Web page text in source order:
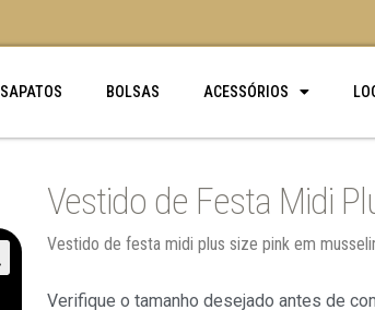
SAPATOS BOLSAS ACESSÓRIOS
Vestido de Festa Midi
Vestido de festa midi plus size pink em
Verifique o tamanho desejado antes de